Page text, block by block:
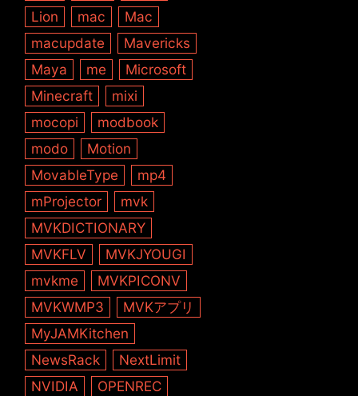
Lion
mac
Mac
macupdate
Mavericks
Maya
me
Microsoft
Minecraft
mixi
mocopi
modbook
modo
Motion
MovableType
mp4
mProjector
mvk
MVKDICTIONARY
MVKFLV
MVKJYOUGI
mvkme
MVKPICONV
MVKWMP3
MVKアプリ
MyJAMKitchen
NewsRack
NextLimit
NVIDIA
OPENREC